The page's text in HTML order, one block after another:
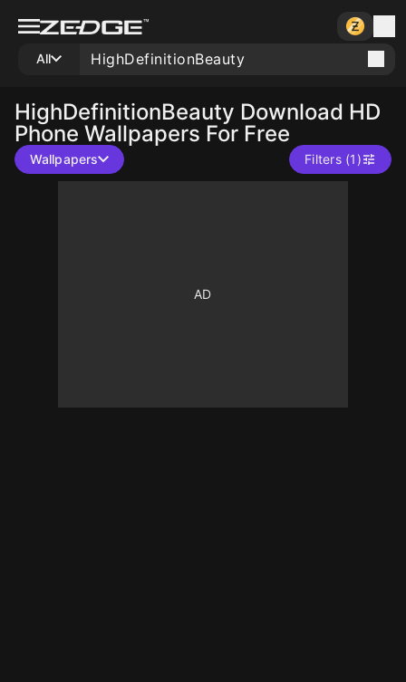
All
HighDefinitionBeauty Download HD
Phone Wallpapers For Free
Wallpapers Filters (1)
10 10